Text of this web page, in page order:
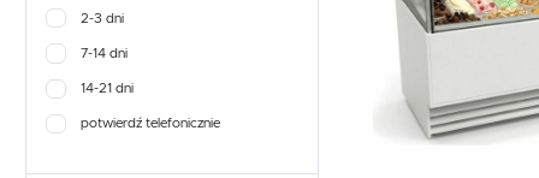
2-3 dni
7-14 dni
14-21 dni
potwierdź telefonicznie